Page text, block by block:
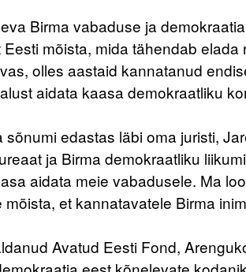
Birma vabaduse ja
mõista, mida tähendab
olles aastaid kannatanud
aidata kaasa demokraatliku
sõnumi edastas läbi oma juristi,
ja Birma demokraatliku
aidata meie vabadusele. Ma
et kannatavatele Birma
Avatud Eesti Fond,